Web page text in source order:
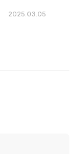
2025.03.05